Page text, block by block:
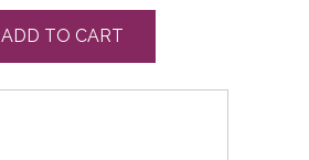
ADD TO CART